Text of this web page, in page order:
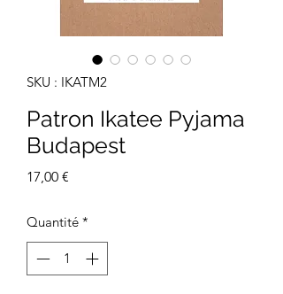
SKU : IKATM2
Patron Ikatee Pyjama
Budapest
17,00 €
Quantité *